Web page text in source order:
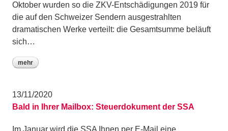
Oktober wurden so die ZKV-Entschädigungen 2019 für
die auf den Schweizer Sendern ausgestrahlten
dramatischen Werke verteilt: die Gesamtsumme beläuft
sich…
mehr
13/11/2020
Bald in Ihrer Mailbox: Steuerdokument der SSA